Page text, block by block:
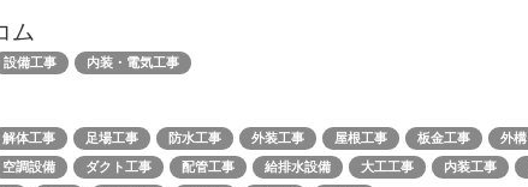
ム
設備工事 内装・電気工事
解体工事 足場工事 防水工事 外装工事 屋根工事 板金工事
外
空調設備 ダクト工事 配管工事 給排水設備 大工工事 内装工事